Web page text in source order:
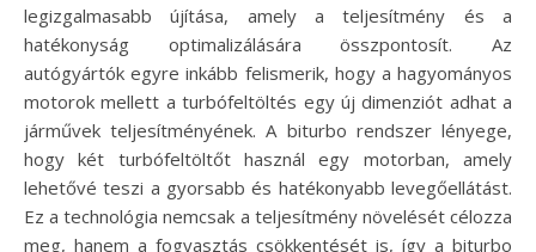
legizgalmasabb újítása, amely a teljesítmény és a
hatékonyság optimalizálására összpontosít. Az
autógyártók egyre inkább felismerik, hogy a hagyományos
motorok mellett a turbófeltöltés egy új dimenziót adhat a
járművek teljesítményének. A biturbo rendszer lényege,
hogy két turbófeltöltőt használ egy motorban, amely
lehetővé teszi a gyorsabb és hatékonyabb levegőellátást.
Ez a technológia nemcsak a teljesítmény növelését célozza
meg, hanem a fogyasztás csökkentését is, így a biturbo